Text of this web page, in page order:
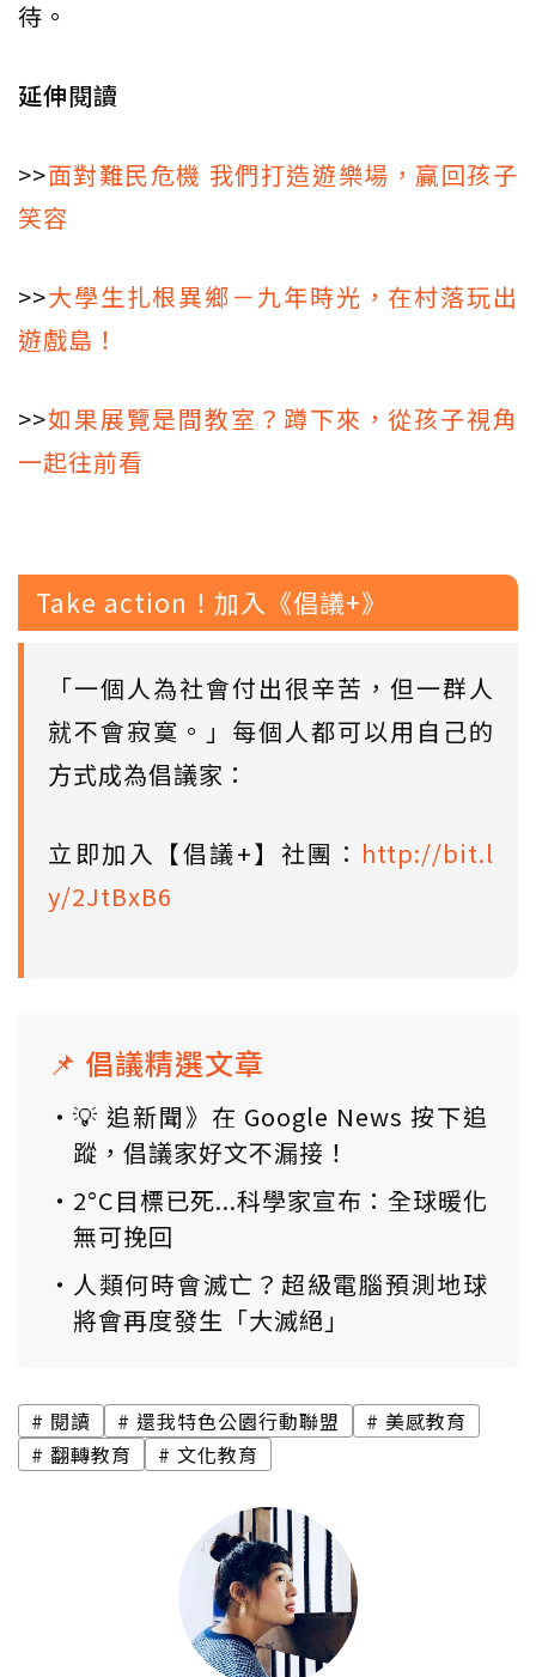
待。
延伸閱讀
>>面對難民危機 我們打造遊樂場，贏回孩子
笑容
>>大學生扎根異鄉－九年時光，在村落玩出
遊戲島！
>>如果展覽是間教室？蹲下來，從孩子視角
一起往前看
Take action！加入《倡議+》
「一個人為社會付出很辛苦，但一群人
就不會寂寞。」每個人都可以用自己的
方式成為倡議家：
立即加入【倡議+】社團： http://bit.l
y/2JtBxB6
📌 倡議精選文章
💡 追新聞》在 Google News 按下追
蹤，倡議家好文不漏接！
2°C目標已死...科學家宣布：全球暖化
無可挽回
人類何時會滅亡？超級電腦預測地球
將會再度發生「大滅絕」
閱讀 還我特色公園行動聯盟
美感教育
翻轉教育
文化教育